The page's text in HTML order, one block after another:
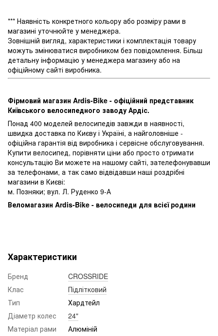
*** Наявність конкретного кольору або розміру рами в
магазині уточнюйте у менеджера.
Зовнішній вигляд, характеристики і комплектація товару
можуть змінюватися виробником без повідомлення. Більш
детальну інформацію у менеджера магазину або на
офіційному сайті виробника.
Фірмовий магазин Ardis-Bike - офіційний представник
Київського велосипедного заводу Ардіс.
Понад 400 моделей велосипедів завжди в наявності,
швидка доставка по Києву і Україні, а найголовніше -
офіційна гарантія від виробника і сервісне обслуговування.
Купити велосипед, порівняти ціни або просто отримати
консультацію Ви можете на нашому сайті, зателефонувавши
за телефонами, а так само відвідавши наші роздрібні
магазини в Києві:
м. Позняки; вул. Л. Руденко 9-А
Веломагазин Ardis-Bike - велосипеди для всієї родини
Характеристики
Бренд
CROSSRIDE
Клас
Підлітковий
Тип
Хардтейл
Діаметр колес
24"
Матеріал рами
Алюміній